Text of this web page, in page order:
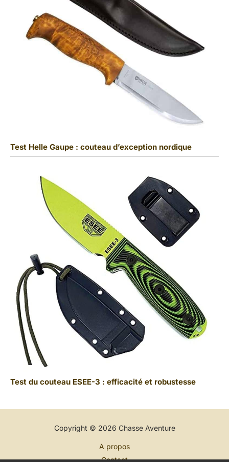
Test Helle Gaupe : couteau d’exception nordique
Test du couteau ESEE-3 : efficacité et robustesse
Copyright © 2026 Chasse Aventure
A propos
Contact